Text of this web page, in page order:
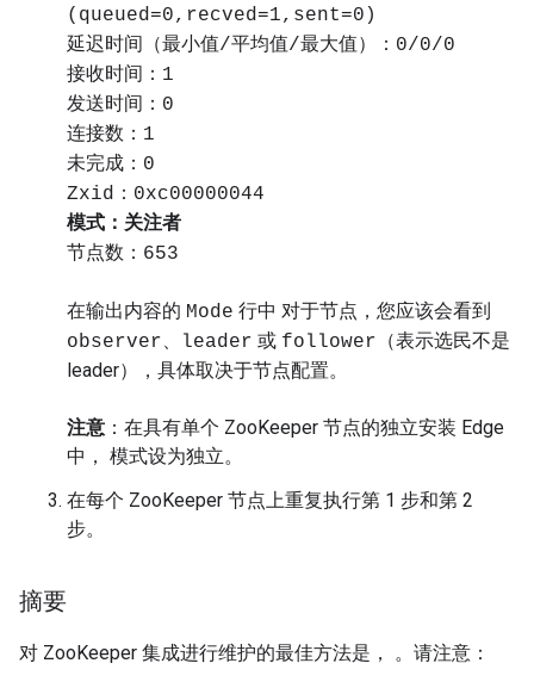
(queued=0,recved=1,sent=0)
延迟时间（最小值/平均值/最大值）：0/0/0
接收时间：1
发送时间：0
连接数：1
未完成：0
Zxid：0xc00000044
模式：关注者
节点数：653
在输出内容的 Mode 行中 对于节点，您应该会看到
observer、 leader 或 follower （表示选民不是
leader），具体取决于节点配置。
注意 ：在具有单个 ZooKeeper 节点的独立安装 Edge
中， 模式设为独立。
在每个 ZooKeeper 节点上重复执行第 1 步和第 2
步。
摘要
对 ZooKeeper 集成进行维护的最佳方法是， 。请注意：